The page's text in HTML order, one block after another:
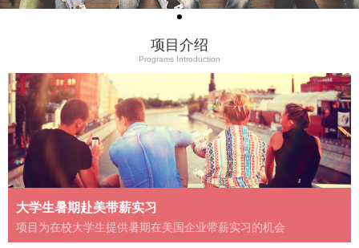
项目介绍
Programs Introduction
大学生暑期赴美带薪实习
项目为在校大学生提供暑期在美国企业带薪实习的机会